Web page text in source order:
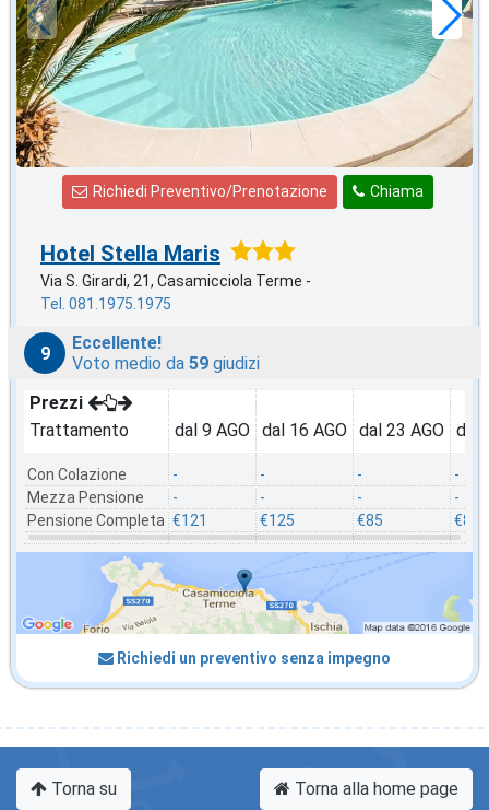
a notte
Chiama
Richiedi Preventivo/Prenotazione
Hotel Stella Maris
Via S. Girardi, 21, Casamicciola Terme -
Tel. 081.1975.1975
9
Eccellente!
Voto medio da 59 giudizi
Prezzi
Trattamento
Con Colazione
Mezza Pensione
Pensione Completa
dal 9 AGO
-
-
€121
dal 16 AGO
-
-
€125
dal 23 AGO
-
-
€85
dal
-
-
€82
Richiedi un preventivo senza impegno
Torna su Torna alla home page